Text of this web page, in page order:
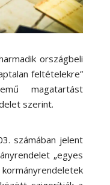
országbeli
feltételekre”
magatartást
szerint.
számában jelent
„egyes